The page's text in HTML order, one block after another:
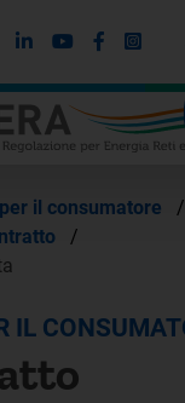
LinkedinYoutube
il consumatore
/
/
IL